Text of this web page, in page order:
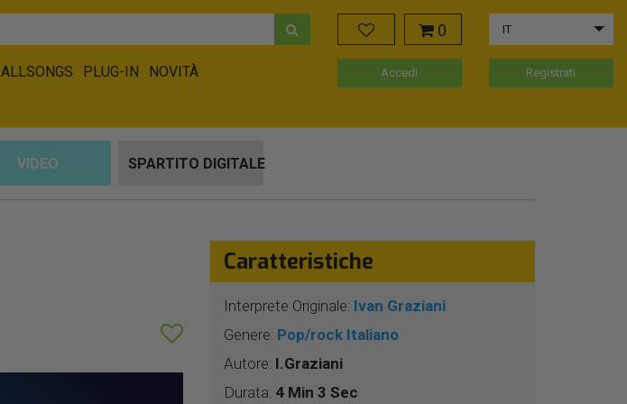
ALLSONGS PLUG-IN
NOVITÀ
0 IT
Accedi Registrati
VIDEO SPARTITO DIGITALE
Caratteristiche
Interprete Originale: Ivan Graziani
Genere: Pop/rock Italiano
Autore: I.Graziani
Durata: 4 Min 3 Sec